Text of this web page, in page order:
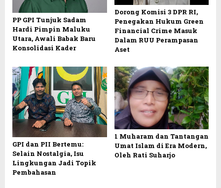
PP GPI Tunjuk Sadam
Hardi Pimpin Maluku
Utara, Awali Babak Baru
Konsolidasi Kader
Dorong Komisi 3 DPR RI,
Penegakan Hukum Green
Financial Crime Masuk
Dalam RUU Perampasan
Aset
GPI dan PII Bertemu:
Selain Nostalgia, Isu
Lingkungan Jadi Topik
Pembahasan
1 Muharam dan Tantangan
Umat Islam di Era Modern,
Oleh Rati Suharjo